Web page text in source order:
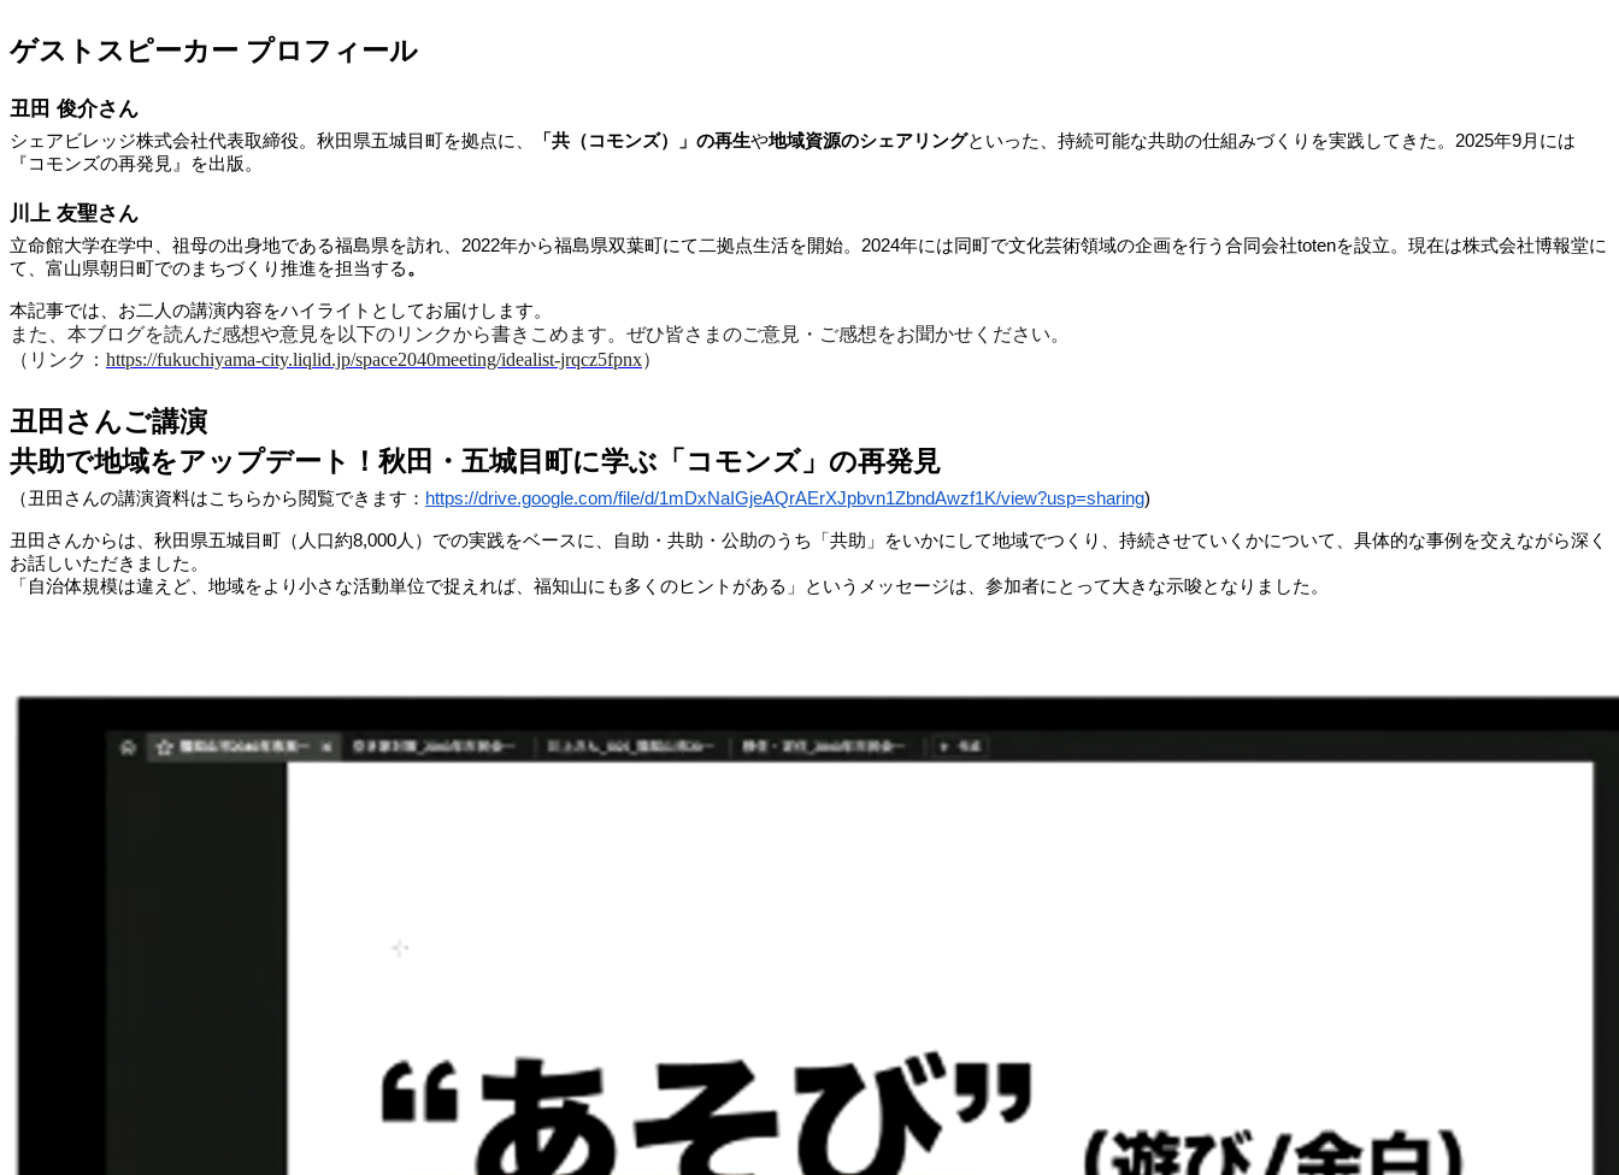
ゲストスピーカー プロフィール
丑田 俊介さん
シェアビレッジ株式会社代表取締役。秋田県五城目町を拠点に、 「共（コモンズ）」の再生や地域資源のシェアリングといった、持続可能な共助の仕組みづくりを実践してきた。2025年9月には
『コモンズの再発見』を出版。
川上 友聖さん
立命館大学在学中、祖母の出身地である福島県を訪れ、2022年から福島県双葉町にて二拠点生活を開始。2024年には同町で文化芸術領域の企画を行う合同会社totenを設立。現在は株式会社博報堂に
て、富山県朝日町でのまちづくり推進を担当する。
本記事では、お二人の講演内容をハイライトとしてお届けします。
また、本ブログを読んだ感想や意見を以下のリンクから書きこめます。ぜひ皆さまのご意見・ご感想をお聞かせください。
（リンク： https://fukuchiyama-city.liqlid.jp/space2040meeting/idealist-jrqcz5fpnx）
丑田さんご講演
共助で地域をアップデート！秋田・五城目町に学ぶ「コモンズ」の再発見
（丑田さんの講演資料はこちらから閲覧できます： https://drive.google.com/file/d/1mDxNaIGjeAQrAErXJpbvn1ZbndAwzf1K/view?usp=sharing)
丑田さんからは、秋田県五城目町（人口約8,000人）での実践をベースに、自助・共助・公助のうち「共助」をいかにして地域でつくり、持続させていくかについて、具体的な事例を交えながら深く
お話しいただきました。
「自治体規模は違えど、地域をより小さな活動単位で捉えれば、福知山にも多くのヒントがある」というメッセージは、参加者にとって大きな示唆となりました。